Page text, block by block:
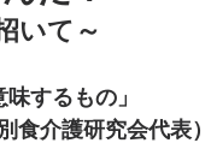
いて～
するもの」
介護研究会代表）